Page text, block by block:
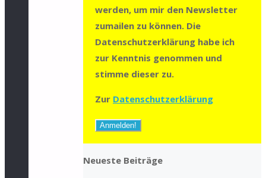
werden, um mir den Newsletter
zumailen zu können. Die
Datenschutzerklärung habe ich
zur Kenntnis genommen und
stimme dieser zu.
Zur Datenschutzerklärung
Neueste Beiträge